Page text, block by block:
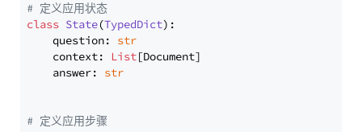
# 定义应用状态
class State(TypedDict):
    question:
str
    context:
List[Document]
    answer:
str
# 定义应用步骤